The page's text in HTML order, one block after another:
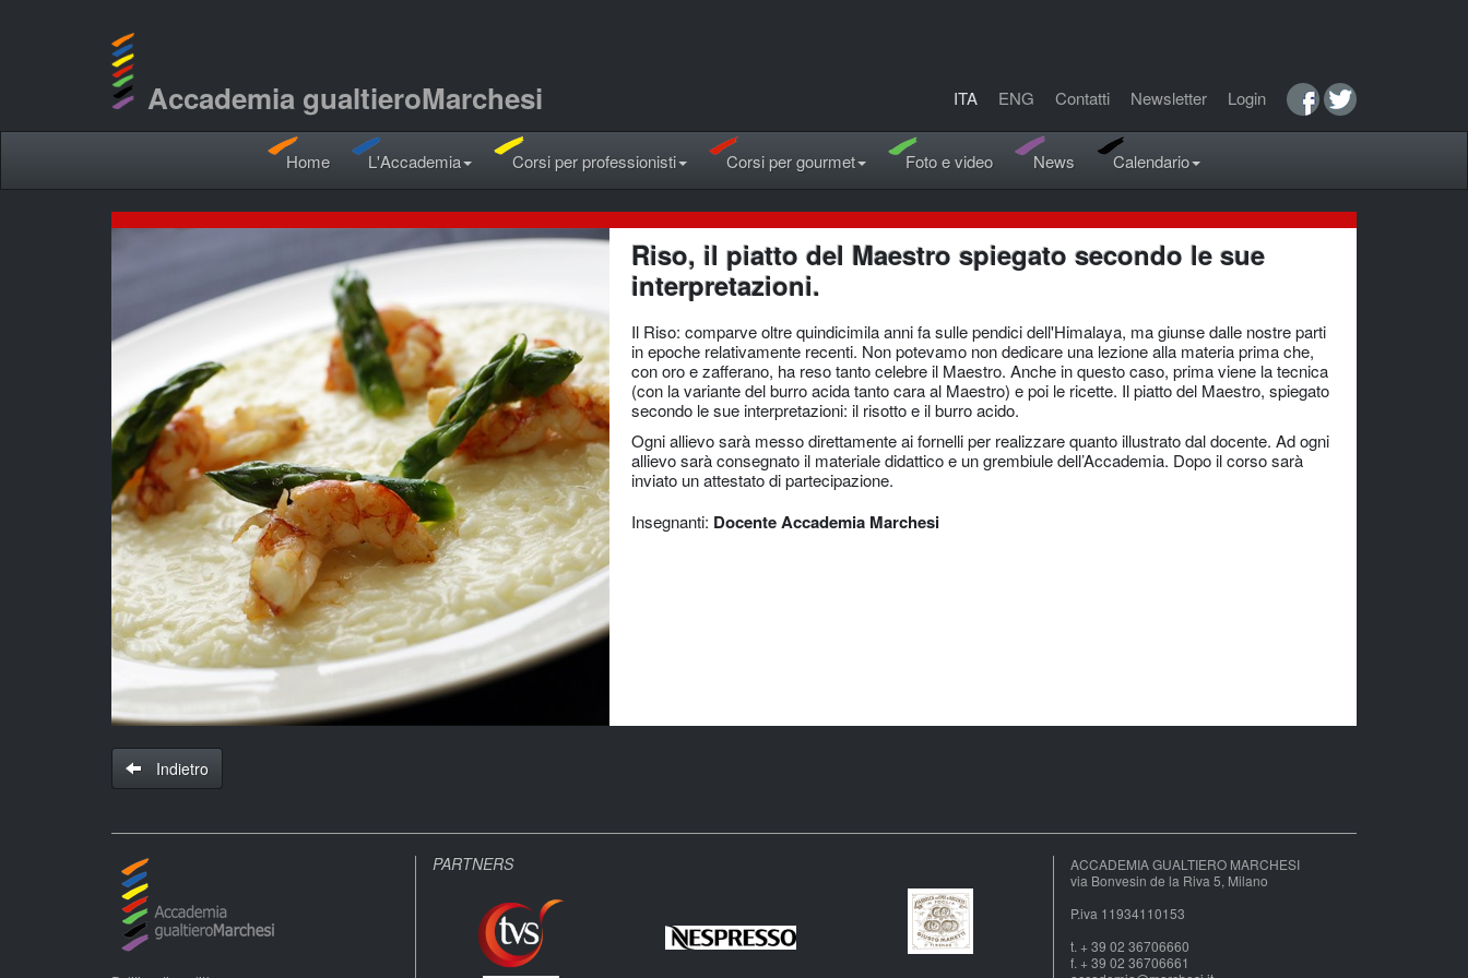
Accademia gualtieroMarchesi ITA ENG Contatti Newsletter Login
Home L'Accademia Corsi per professionisti Corsi per gourmet Foto e video News Calendario
Riso, il piatto del Maestro spiegato secondo le sue
interpretazioni.
Il Riso: comparve oltre quindicimila anni fa sulle pendici dell'Himalaya, ma giunse dalle nostre parti
in epoche relativamente recenti. Non potevamo non dedicare una lezione alla materia prima che,
con oro e zafferano, ha reso tanto celebre il Maestro. Anche in questo caso, prima viene la tecnica
(con la variante del burro acida tanto cara al Maestro) e poi le ricette. Il piatto del Maestro, spiegato
secondo le sue interpretazioni: il risotto e il burro acido.
Ogni allievo sarà messo direttamente ai fornelli per realizzare quanto illustrato dal docente. Ad ogni
allievo sarà consegnato il materiale didattico e un grembiule dell’Accademia. Dopo il corso sarà
inviato un attestato di partecipazione.
Insegnanti: Docente Accademia Marchesi
Indietro
PARTNERS
ACCADEMIA GUALTIERO MARCHESI
via Bonvesin de la Riva 5, Milano
P.iva 11934110153
t. + 39 02 36706660
f. + 39 02 36706661